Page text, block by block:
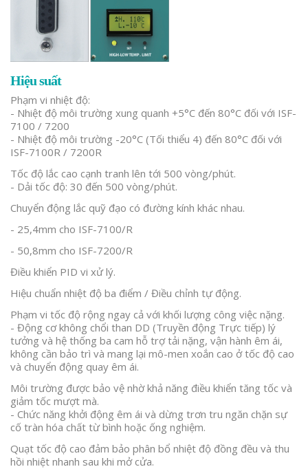
Hiệu suất
Phạm vi nhiệt độ:
- Nhiệt độ môi trường xung quanh +5°C đến 80°C đối với ISF-
7100 / 7200
- Nhiệt độ môi trường -20°C (Tối thiểu 4) đến 80°C đối với
ISF-7100R / 7200R
Tốc độ lắc cao cạnh tranh lên tới 500 vòng/phút.
- Dải tốc độ: 30 đến 500 vòng/phút.
Chuyển động lắc quỹ đạo có đường kính khác nhau.
- 25,4mm cho ISF-7100/R
- 50,8mm cho ISF-7200/R
Điều khiển PID vi xử lý.
Hiệu chuẩn nhiệt độ ba điểm / Điều chỉnh tự động.
Phạm vi tốc độ rộng ngay cả với khối lượng công việc nặng.
- Động cơ không chổi than DD (Truyền động Trực tiếp) lý
tưởng và hệ thống ba cam hỗ trợ tải nặng, vận hành êm ái,
không cần bảo trì và mang lại mô-men xoắn cao ở tốc độ cao
và chuyển động quay êm ái.
Môi trường được bảo vệ nhờ khả năng điều khiển tăng tốc và
giảm tốc mượt mà.
- Chức năng khởi động êm ái và dừng trơn tru ngăn chặn sự
cố tràn hóa chất từ bình hoặc ống nghiệm.
Quạt tốc độ cao đảm bảo phân bổ nhiệt độ đồng đều và thu
hồi nhiệt nhanh sau khi mở cửa.